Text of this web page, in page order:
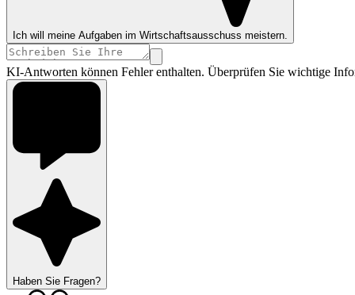
Ich will meine Aufgaben im Wirtschaftsausschuss meistern.
KI-Antworten können Fehler enthalten. Überprüfen Sie wichtige
Haben Sie Fragen?